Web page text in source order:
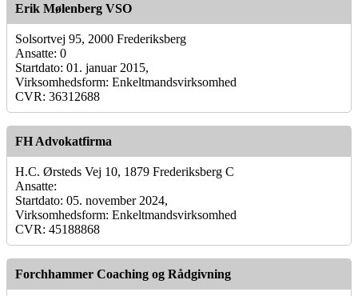
Erik Mølenberg VSO
Solsortvej 95, 2000 Frederiksberg
Ansatte: 0
Startdato: 01. januar 2015,
Virksomhedsform: Enkeltmandsvirksomhed
CVR: 36312688
FH Advokatfirma
H.C. Ørsteds Vej 10, 1879 Frederiksberg C
Ansatte:
Startdato: 05. november 2024,
Virksomhedsform: Enkeltmandsvirksomhed
CVR: 45188868
Forchhammer Coaching og Rådgivning